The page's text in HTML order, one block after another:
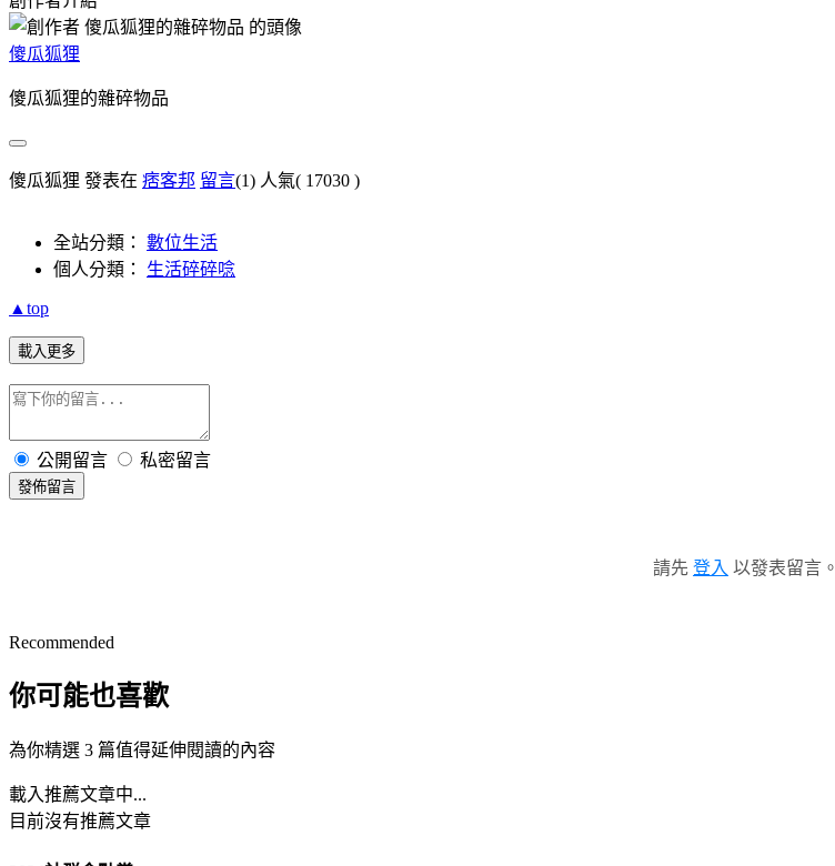
傻瓜狐狸
傻瓜狐狸的雜碎物品
傻瓜狐狸 發表在 痞客邦 留言(1) 人氣( 17030 )
全站分類： 數位生活
個人分類： 生活碎碎唸
▲top
載入更多
公開留言 私密留言
發佈留言
請先 登入 以發表留言。
Recommended
你可能也喜歡
為你精選 3 篇值得延伸閱讀的內容
載入推薦文章中...
目前沒有推薦文章